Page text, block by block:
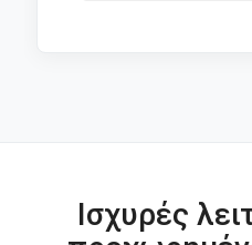
Ισχυρές